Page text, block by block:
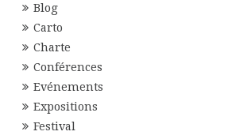
Blog
Carto
Charte
Conférences
Evénements
Expositions
Festival